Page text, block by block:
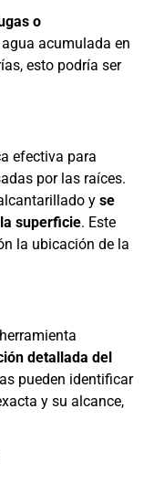
o
acumulada en
esto podría ser
efectiva para
por las raíces.
y se
superficie. Este
la ubicación de la
detallada del
pueden identificar
y su alcance,